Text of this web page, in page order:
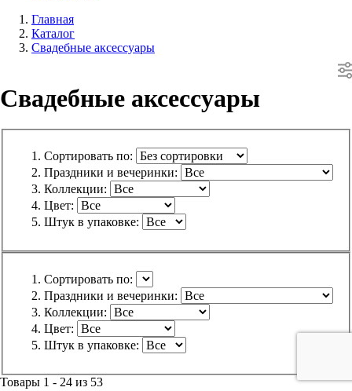
Главная
Каталог
Свадебные аксессуары
Свадебные аксессуары
Сортировать по:
Праздники и вечеринки:
Коллекции:
Цвет:
Штук в упаковке:
Сортировать по:
Праздники и вечеринки:
Коллекции:
Цвет:
Штук в упаковке:
Товары 1 - 24 из 53